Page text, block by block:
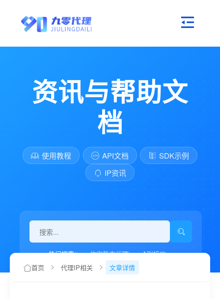
资讯与帮助文
档
使用教程 API文档
SDK示例
IP资讯
热门搜索： 住宅静态代理ip
API接口
代理IP如何设置
首页 代理IP相关 文章详情